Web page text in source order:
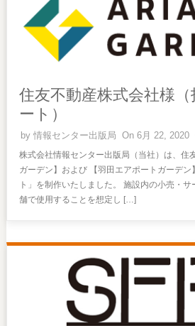
住友不動産株式会社様
ート）
by情報センター出版局 On 6月 22, 2020
株式会社情報センター出版局（当社）は、住
ガーデン】および 【羽田エアポートガーデ
ト」を制作いたしました。 施設内の小売・
舗で使用することを想定し […]